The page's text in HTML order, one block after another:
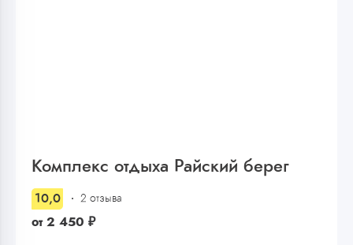
Комплекс отдыха Райский берег
10,0 2 отзыва
от 2 450 ₽